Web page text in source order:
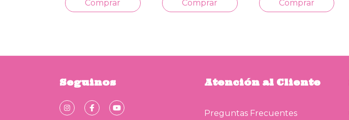
Seguinos Atención al Cliente
Preguntas Frecuentes